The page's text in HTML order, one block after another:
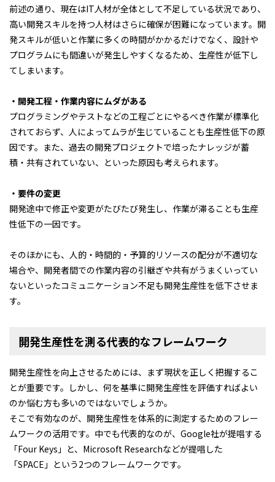
前述の通り、現在はIT人材が全体として不足している状況であり、
高い開発スキルを持つ人材はさらに確保が困難になっています。開
発スキルが低いと作業に多くの時間がかかるだけでなく、設計や
プログラムにも間違いが発生しやすくなるため、生産性が低下し
てしまいます。
・開発工程・作業内容にムダがある
プログラミングやテストなどの工程ごとにやるべき作業が標準化
されておらず、人によってムラが生じていることも生産性低下の原
因です。また、過去の開発プロジェクトで培ったナレッジが蓄
積・共有されていない、といった原因も考えられます。
・要件の変更
開発途中で修正や変更がたびたび発生し、作業が滞ることも生産
性低下の一因です。
そのほかにも、人的・時間的・予算的リソースの配分が不適切な
場合や、開発者間での作業内容の引継ぎや共有がうまくいってい
ないといったコミュニケーション不足も開発生産性を低下させま
す。
開発生産性を測る代表的なフレームワーク
開発生産性を向上させるためには、まず現状を正しく把握するこ
とが重要です。しかし、何を基準に開発生産性を評価すればよい
のか悩む方も多いのではないでしょうか。
そこで有効なのが、開発生産性を体系的に測定するためのフレー
ムワークの活用です。中でも代表的なのが、Google社が提唱する
「Four Keys」と、Microsoft Researchなどが提唱した
「SPACE」という2つのフレームワークです。